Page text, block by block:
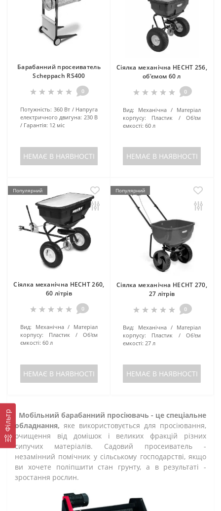
Фільтр
Барабанний просеиватель
Scheppach RS400
0
Потужність: 360 Вт
Напруга
електричного двигуна: 230 В
Гарантія: 12 міс
НЕМАЄ В НАЯВНОСТІ
Сіялка механічна HECHT 256,
об'ємом 60 л
0
Вид: Механічна
Матеріал
корпусу:
Пластик
Об'єм
ємкості: 60 л
НЕМАЄ В НАЯВНОСТІ
Популярний
Сіялка механічна HECHT 260,
60 літрів
0
Вид: Механічна
Матеріал
корпусу:
Пластик
Об'єм
ємкості: 60 л
НЕМАЄ В НАЯВНОСТІ
Популярний
Сіялка механічна HECHT 270,
27 літрів
0
Вид: Механічна
Матеріал
корпусу:
Пластик
Об'єм
ємкості: 27 л
НЕМАЄ В НАЯВНОСТІ
Мобільний барабанний просіювачь - це спеціальне
обладнання, яке використовується для просіювання,
очищення від домішок і великих фракцій різних
сипучих матеріалів. Садовий просеиватель -
незамінний помічник у сільському господарстві, якщо
ви хочете поліпшити стан грунту, а в результаті -
зростання рослин.